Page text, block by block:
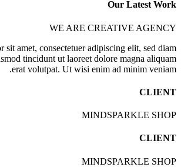
Our Latest Work
WE ARE CREATIVE AGENCY
sit amet, consectetuer adipiscing elit, sed diam
tincidunt ut laoreet dolore magna aliquam
erat volutpat. Ut wisi enim ad minim veniam.
CLIENT
MINDSPARKLE SHOP
CLIENT
MINDSPARKLE SHOP